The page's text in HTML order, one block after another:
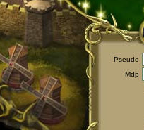
Pseudo
Mdp